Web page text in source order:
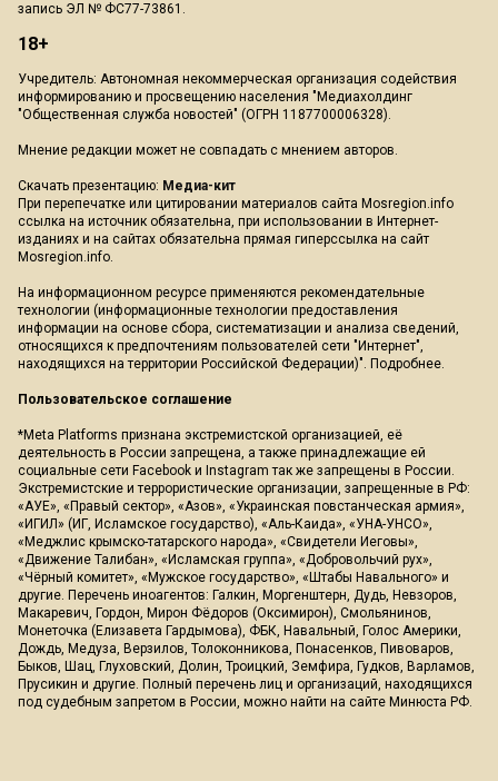
запись ЭЛ № ФС77-73861.
18+
Учредитель: Автономная некоммерческая организация содействия
информированию и просвещению населения "Медиахолдинг
"Общественная служба новостей" (ОГРН 1187700006328).
Мнение редакции может не совпадать с мнением авторов.
Скачать презентацию: Медиа-кит
При перепечатке или цитировании материалов сайта Mosregion.info
ссылка на источник обязательна, при использовании в Интернет-
изданиях и на сайтах обязательна прямая гиперссылка на сайт
Mosregion.info.
На информационном ресурсе применяются рекомендательные
технологии (информационные технологии предоставления
информации на основе сбора, систематизации и анализа сведений,
относящихся к предпочтениям пользователей сети "Интернет",
находящихся на территории Российской Федерации)". Подробнее.
Пользовательское соглашение
*Meta Platforms признана экстремистской организацией, её
деятельность в России запрещена, а также принадлежащие ей
социальные сети Facebook и Instagram так же запрещены в России.
Экстремистские и террористические организации, запрещенные в РФ:
«АУЕ», «Правый сектор», «Азов», «Украинская повстанческая армия»,
«ИГИЛ» (ИГ, Исламское государство), «Аль-Каида», «УНА-УНСО»,
«Меджлис крымско-татарского народа», «Свидетели Иеговы»,
«Движение Талибан», «Исламская группа», «Добровольчий рух»,
«Чёрный комитет», «Мужское государство», «Штабы Навального» и
другие. Перечень иноагентов: Галкин, Моргенштерн, Дудь, Невзоров,
Макаревич, Гордон, Мирон Фёдоров (Оксимирон), Смольянинов,
Монеточка (Елизавета Гардымова), ФБК, Навальный, Голос Америки,
Дождь, Медуза, Верзилов, Толоконникова, Понасенков, Пивоваров,
Быков, Шац, Глуховский, Долин, Троицкий, Земфира, Гудков, Варламов,
Прусикин и другие. Полный перечень лиц и организаций, находящихся
под судебным запретом в России, можно найти на сайте Минюста РФ.